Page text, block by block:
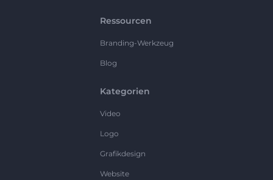
Ressourcen
Branding-Werkzeug
Blog
Kategorien
Video
Logo
Grafikdesign
Website